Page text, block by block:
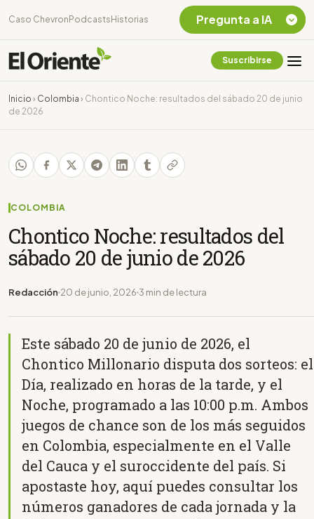
Caso Chevron Podcasts Historias
Suscribirse
Inicio › Colombia › Chontico Noche: resultados del sábado 20 de junio
de 2026
COLOMBIA
Chontico Noche: resultados del
sábado 20 de junio de 2026
Redacción 20 de junio, 2026 3 min de lectura
Este sábado 20 de junio de 2026, el
Chontico Millonario disputa dos sorteos: el
Día, realizado en horas de la tarde, y el
Noche, programado a las 10:00 p.m. Ambos
juegos de chance son de los más seguidos
en Colombia, especialmente en el Valle
del Cauca y el suroccidente del país. Si
apostaste hoy, aquí puedes consultar los
números ganadores de cada jornada y la
Pregunta a IA
Chevron Ecuador